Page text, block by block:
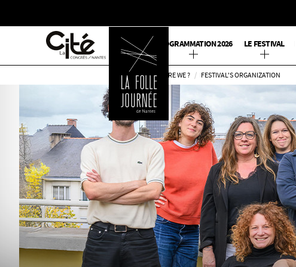
PROGRAMMATION 2026 LE FESTIVAL
RETOURNER
SUR
L'ACCUEIL
WHO ARE WE ? FESTIVAL'S ORGANIZATION